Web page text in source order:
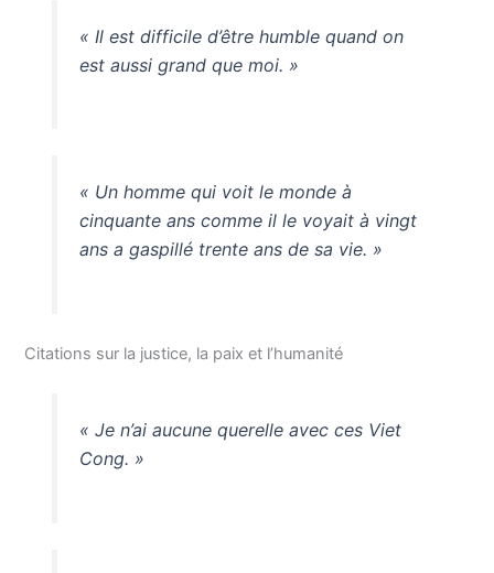
« Il est difficile d’être humble quand on
est aussi grand que moi. »
« Un homme qui voit le monde à
cinquante ans comme il le voyait à vingt
ans a gaspillé trente ans de sa vie. »
Citations sur la justice, la paix et l’humanité
« Je n’ai aucune querelle avec ces Viet
Cong. »